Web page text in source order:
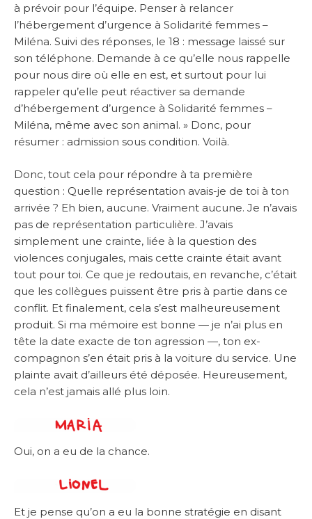
à prévoir pour l’équipe. Penser à relancer
l’hébergement d’urgence à Solidarité femmes –
Miléna. Suivi des réponses, le 18 : message laissé sur
son téléphone. Demande à ce qu’elle nous rappelle
pour nous dire où elle en est, et surtout pour lui
rappeler qu’elle peut réactiver sa demande
d’hébergement d’urgence à Solidarité femmes –
Miléna, même avec son animal. » Donc, pour
résumer : admission sous condition. Voilà.
Donc, tout cela pour répondre à ta première
question : Quelle représentation avais-je de toi à ton
arrivée ? Eh bien, aucune. Vraiment aucune. Je n’avais
pas de représentation particulière. J’avais
simplement une crainte, liée à la question des
violences conjugales, mais cette crainte était avant
tout pour toi. Ce que je redoutais, en revanche, c’était
que les collègues puissent être pris à partie dans ce
conflit. Et finalement, cela s’est malheureusement
produit. Si ma mémoire est bonne — je n’ai plus en
tête la date exacte de ton agression —, ton ex-
compagnon s’en était pris à la voiture du service. Une
plainte avait d’ailleurs été déposée. Heureusement,
cela n’est jamais allé plus loin.
Oui, on a eu de la chance.
Et je pense qu’on a eu la bonne stratégie en disant